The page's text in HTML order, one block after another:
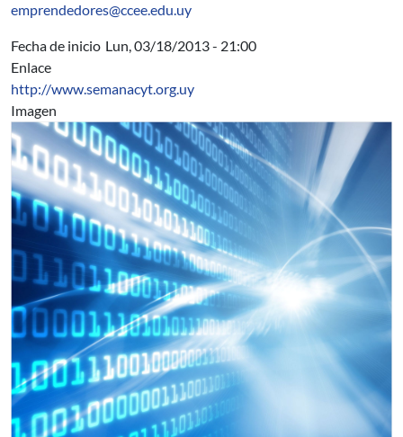
emprendedores@ccee.edu.uy
Fecha de inicio Lun, 03/18/2013 - 21:00
Enlace
http://www.semanacyt.org.uy
Imagen